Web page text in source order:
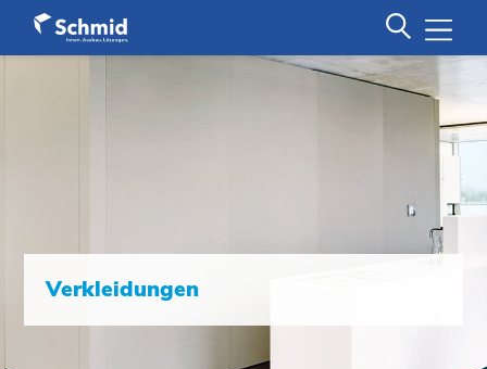
Verkleidungen